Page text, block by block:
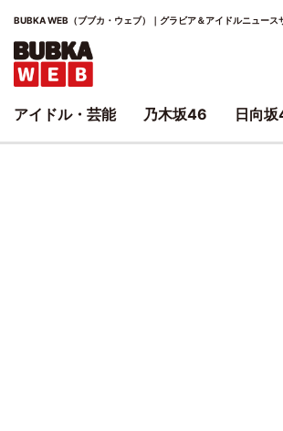
BUBKA WEB（ブブカ・ウェブ）｜グラビア＆アイドルニュース
アイドル・芸能 乃木坂46 日向